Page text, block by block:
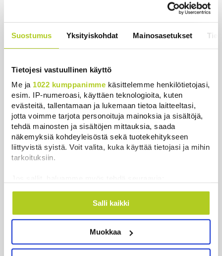
Suostumus Yksityiskohdat Mainosasetukset
Tietojesi vastuullinen käyttö
Me ja 1022 kumppanimme käsittelemme henkilötietojasi,
esim. IP-numeroasi, käyttäen teknologioita, kuten
evästeitä, tallentamaan ja lukemaan tietoa laitteeltasi,
jotta voimme tarjota personoituja mainoksia ja sisältöjä,
tehdä mainosten ja sisältöjen mittauksia, saada
näkemyksiä kohdeyleisöstä sekä tuotekehitykseen
liittyvistä syistä. Voit valita, kuka käyttää tietojasi ja mihin
tarkoituksiin.
Kerätä tietoja maantieteellisestä sijainnistasi,
mahdollisesti muutaman metrin tarkkuudella
ominaispiirteitä aktiivisesti (sormenjäljen
Lue lisää siitä, miten henkilötietojasi käsitellään ja miten
Salli kaikki
Muokkaa
Ursa on myynyt ennätysmäärän pimennyslaseja
auringonpimennyksen edellä
Suomessa näkyy keskiviikkona osittainen
auringonpimennys
Uutiset | 8.8.2026 11:30
Ensi viikolla Suomesta pääsee junalla
Haaparantaan, mutta matka taitetaan kuivin suin
Uutiset 8.8.2026 10:44